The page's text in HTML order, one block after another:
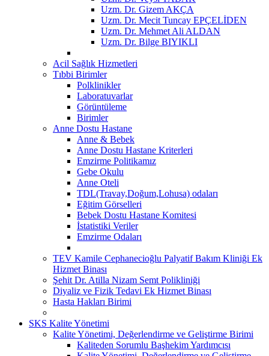
Uzm. Dr. Gizem AKÇA
Uzm. Dr. Mecit Tuncay EPÇELİDEN
Uzm. Dr. Mehmet Ali ALDAN
Uzm. Dr. Bilge BIYIKLI
Acil Sağlık Hizmetleri
Tıbbi Birimler
Polklinikler
Laboratuvarlar
Görüntüleme
Birimler
Anne Dostu Hastane
Anne & Bebek
Anne Dostu Hastane Kriterleri
Emzirme Politikamız
Gebe Okulu
Anne Oteli
TDL(Travay,Doğum,Lohusa) odaları
Eğitim Görselleri
Bebek Dostu Hastane Komitesi
İstatistiki Veriler
Emzirme Odaları
TEV Kamile Cephanecioğlu Palyatif Bakım Kliniği Ek
Hizmet Binası
Şehit Dr. Atilla Nizam Semt Polikliniği
Diyaliz ve Fizik Tedavi Ek Hizmet Binası
Hasta Hakları Birimi
SKS Kalite Yönetimi
Kalite Yönetimi, Değerlendirme ve Geliştirme Birimi
Kaliteden Sorumlu Başhekim Yardımcısı